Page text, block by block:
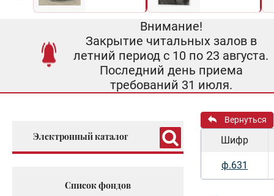
Внимание!
Закрытие читальных залов в
летний период с 10 по 23 августа.
Последний день приема
требований 31 июля.
Электронный каталог
Список фондов
Вернуться
Шифр
ф.631